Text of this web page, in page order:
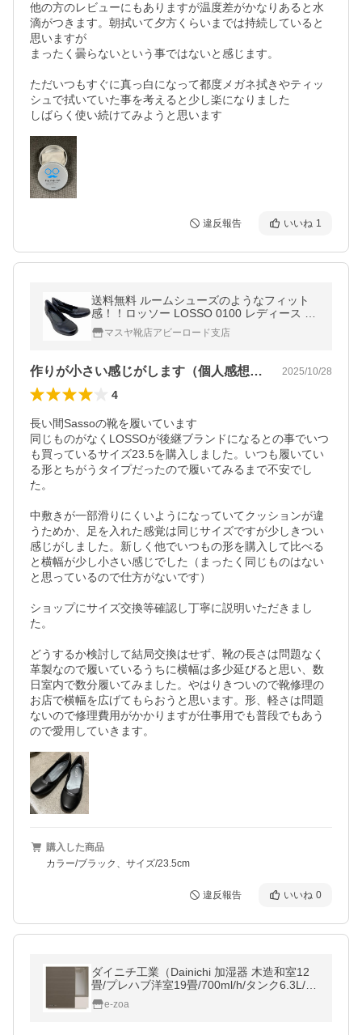
他の方のレビューにもありますが温度差がかなりあると水
滴がつきます。朝拭いて夕方くらいまでは持続していると
思いますが
まったく曇らないという事ではないと感じます。
ただいつもすぐに真っ白になって都度メガネ拭きやティッ
シュで拭いていた事を考えると少し楽になりました
しばらく使い続けてみようと思います
違反報告 いいね 1
送料無料 ルームシューズのようなフィット
感！！ロッソー LOSSO 0100 レディース カ
ジュアルシューズ フラット 革靴 リゾート靴
仕事靴 クシュクシュ ブラック
マスヤ靴店アビーロード支店
作りが小さい感じがします（個人感想です） 2025/10/28
4
長い間Sassoの靴を履いています
同じものがなくLOSSOが後継ブランドになるとの事でいつ
も買っているサイズ23.5を購入しました。いつも履いてい
る形とちがうタイプだったので履いてみるまで不安でし
た。
中敷きが一部滑りにくいようになっていてクッションが違
うためか、足を入れた感覚は同じサイズですが少しきつい
感じがしました。新しく他でいつもの形を購入して比べる
と横幅が少し小さい感じでした（まったく同じものはない
と思っているので仕方がないです）
ショップにサイズ交換等確認し丁寧に説明いただきまし
た。
どうするか検討して結局交換はせず、靴の長さは問題なく
革製なので履いているうちに横幅は多少延びると思い、数
日室内で数分履いてみました。やはりきついので靴修理の
お店で横幅を広げてもらおうと思います。形、軽さは問題
ないので修理費用がかかりますが仕事用でも普段でもあう
ので愛用していきます。
購入した商品
カラー/ブラック、サイズ/23.5cm
違反報告 いいね 0
ダイニチ工業（Dainichi 加湿器 木造和室12
畳/プレハブ洋室19畳/700ml/h/タンク6.3L/シ
ョコラブラウン HD-RXT725 T(2662567)
e-zoa